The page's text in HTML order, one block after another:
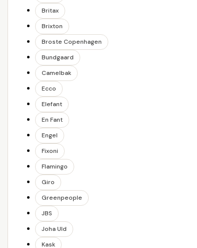
Britax
Brixton
Broste Copenhagen
Bundgaard
Camelbak
Ecco
Elefant
En Fant
Engel
Fixoni
Flamingo
Giro
Greenpeople
JBS
Joha Uld
Kask